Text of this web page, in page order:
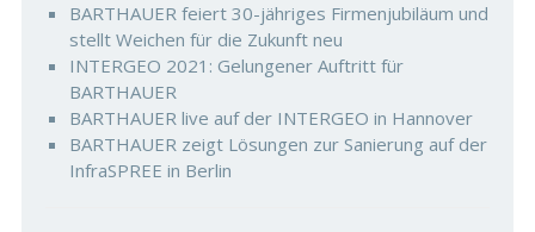
BARTHAUER feiert 30-jähriges Firmenjubiläum und
stellt Weichen für die Zukunft neu
INTERGEO 2021: Gelungener Auftritt für
BARTHAUER
BARTHAUER live auf der INTERGEO in Hannover
BARTHAUER zeigt Lösungen zur Sanierung auf der
InfraSPREE in Berlin